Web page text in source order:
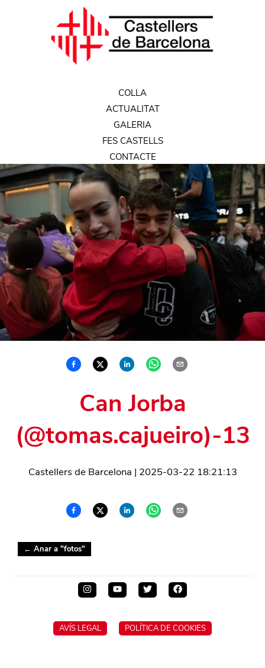
COLLA
ACTUALITAT
GALERIA
FES CASTELLS
CONTACTE
Can Jorba
(@tomas.cajueiro)-13
Castellers de Barcelona | 2025-03-22 18:21:13
← Anar a "fotos"
AVÍS LEGAL POLÍTICA DE COOKIES